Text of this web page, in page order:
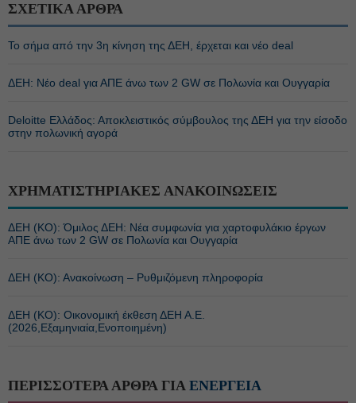
ΣΧΕΤΙΚΑ ΑΡΘΡΑ
Το σήμα από την 3η κίνηση της ΔΕΗ, έρχεται και νέο deal
ΔΕΗ: Νέο deal για ΑΠΕ άνω των 2 GW σε Πολωνία και Ουγγαρία
Deloitte Ελλάδος: Αποκλειστικός σύμβουλος της ΔΕΗ για την είσοδο
στην πολωνική αγορά
ΧΡΗΜΑΤΙΣΤΗΡΙΑΚΕΣ ΑΝΑΚΟΙΝΩΣΕΙΣ
ΔΕΗ (ΚΟ): Όμιλος ΔΕΗ: Νέα συμφωνία για χαρτοφυλάκιο έργων
ΑΠΕ άνω των 2 GW σε Πολωνία και Ουγγαρία
ΔΕΗ (ΚΟ): Ανακοίνωση – Ρυθμιζόμενη πληροφορία
ΔΕΗ (ΚΟ): Οικονομική έκθεση ΔΕΗ Α.Ε.
(2026,Εξαμηνιαία,Ενοποιημένη)
ΠΕΡΙΣΣΟΤΕΡΑ ΑΡΘΡΑ ΓΙΑ ΕΝΕΡΓΕΙΑ